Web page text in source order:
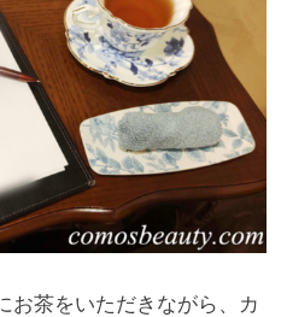
お茶をいただきながら、カ